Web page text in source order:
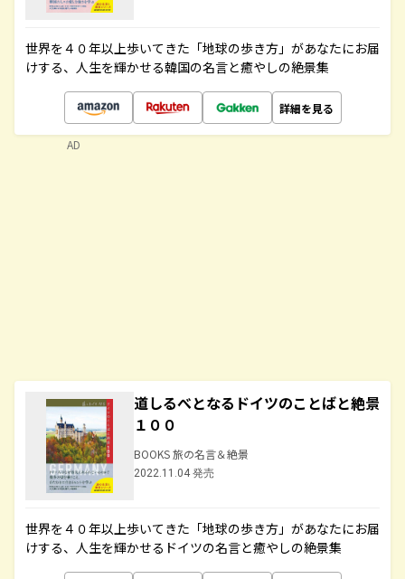
世界を４０年以上歩いてきた「地球の歩き方」があなたにお届
けする、人生を輝かせる韓国の名言と癒やしの絶景集
詳細を見る
道しるべとなるドイツのことばと絶景
１００
BOOKS 旅の名言＆絶景
2022.11.04 発売
世界を４０年以上歩いてきた「地球の歩き方」があなたにお届
けする、人生を輝かせるドイツの名言と癒やしの絶景集
AD